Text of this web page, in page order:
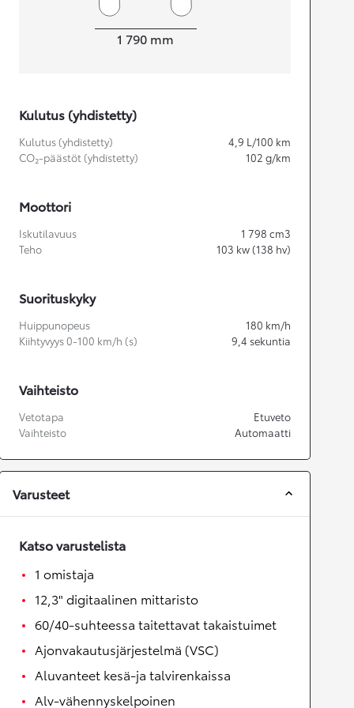
Leveys
1 790 mm
Kulutus (yhdistetty)
Kulutus (yhdistetty) 4,9 L/100 km
CO₂-päästöt (yhdistetty)
102 g/km
Moottori
Iskutilavuus 1 798 cm3
Teho
103 kw (138 hv)
Suorituskyky
Huippunopeus 180 km/h
Kiihtyvyys 0-100 km/h (s)
9,4 sekuntia
Vaihteisto
Vetotapa
Etuveto
Vaihteisto
Automaatti
Varusteet
Katso varustelista
1 omistaja
12,3" digitaalinen mittaristo
60/40-suhteessa taitettavat takaistuimet
Ajonvakautusjärjestelmä (VSC)
Aluvanteet kesä-ja talvirenkaissa
Alv-vähennyskelpoinen